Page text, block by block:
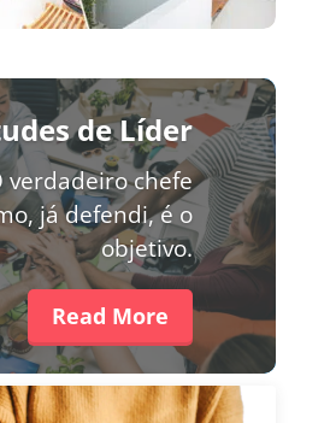
de Líder
verdadeiro chefe
já defendi, é o
objetivo.
Read More